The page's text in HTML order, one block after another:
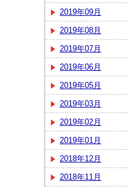
2019年09月
2019年08月
2019年07月
2019年06月
2019年05月
2019年03月
2019年02月
2019年01月
2018年12月
2018年11月